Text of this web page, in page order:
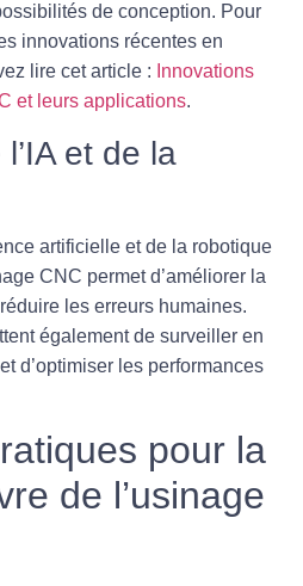
de conception. Pour
innovations récentes en
lire cet article : Innovations
et leurs applications.
et de la
artificielle et de la robotique
CNC permet d’améliorer la
les erreurs humaines.
également de surveiller en
d’optimiser les performances
pour la
de l’usinage